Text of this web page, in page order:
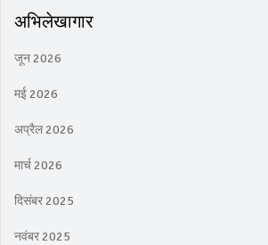
अभिलेखागार
जून 2026
मई 2026
अप्रैल 2026
मार्च 2026
दिसंबर 2025
नवंबर 2025